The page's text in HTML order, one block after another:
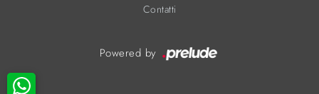
Contatti
Powered by